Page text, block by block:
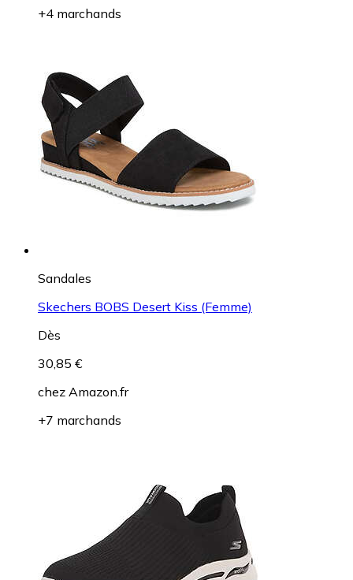
+4 marchands
Sandales
Skechers BOBS Desert Kiss (Femme)
Dès
30,85 €
chez Amazon.fr
+7 marchands